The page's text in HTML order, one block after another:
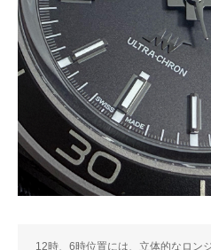
12時、6時位置には、立体的なロン